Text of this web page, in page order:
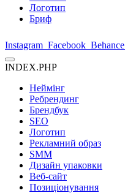
Логотип
Бриф
Instagram Facebook Behance
INDEX.PHP
Неймінг
Ребрендинг
Брендбук
SEO
Логотип
Рекламний образ
SMM
Дизайн упаковки
Веб-сайт
Позиціонування